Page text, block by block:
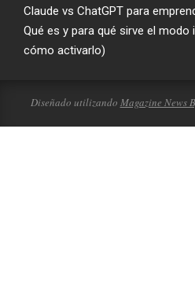
Claude vs ChatGPT para
Qué es y para qué sirve el modo
cómo activarlo)
Diseñado utilizando Magazine News